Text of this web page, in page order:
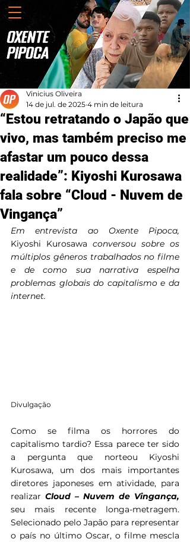
“Estou retratando o Japão que
vivo, mas também preciso me
afastar um pouco dessa
realidade”: Kiyoshi Kurosawa
fala sobre “Cloud - Nuvem de
Vingança”
Vinicius Oliveira
14 de jul. de 2025 4 min de leitura
Kiyoshi Kurosawa conversou sobre os
múltiplos gêneros trabalhados no filme
e de como sua narrativa espelha
problemas globais do capitalismo e da
internet.
Divulgação
Como se filma os horrores do
capitalismo tardio? Essa parece ter sido
a pergunta que norteou Kiyoshi
Kurosawa, um dos mais importantes
diretores japoneses em atividade, para
realizar
seu mais recente longa-metragem.
Selecionado pelo Japão para representar
o país no último Oscar, o filme mescla